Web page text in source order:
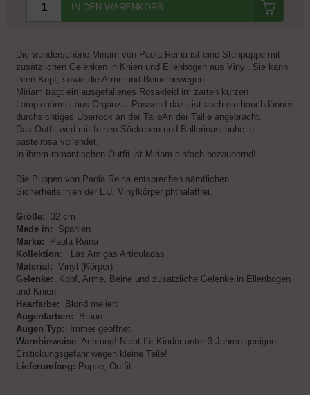
IN DEN WARENKORB
Die wunderschöne Miriam von Paola Reina ist eine Stehpuppe mit
zusätzlichen Gelenken in Knien und Ellenbogen aus Vinyl. Sie kann
ihren Kopf, sowie die Arme und Beine bewegen.
Miriam trägt ein ausgefallenes Rosakleid im zarten kurzen
Lampionärmel aus Organza. Passend dazu ist auch ein hauchdünnes
durchsichtiges Überrock an der TalieAn der Taille angebracht.
Das Outfit wird mit feinen Söckchen und Ballerinaschuhe in
pastelrosa vollendet.
In ihrem romantischen Outfit ist Miriam einfach bezaubernd!
Die Puppen von Paola Reina entsprechen sämtlichen
Sicherheitslinien der EU. Vinylkörper phthalatfrei.
Größe: 32 cm
Made in: Spanien
Marke: Paola Reina
Kollektion: Las Amigas Articuladas
Material: Vinyl (Körper)
Gelenke: Kopf, Arme, Beine und zusätzliche Gelenke in Ellenbogen
und Knien
Haarfarbe: Blond meliert
Augenfarben: Braun
Augen Typ: Immer geöffnet
Warnhinweise: Achtung! Nicht für Kinder unter 3 Jahren geeignet.
Erstickungsgefahr wegen kleine Teile!
Lieferumfang: Puppe, Outfit